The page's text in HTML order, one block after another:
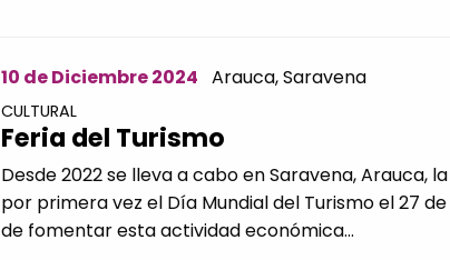
10 de Diciembre 2024 Arauca,Saravena
CULTURAL
Feria del Turismo
Desde 2022 se lleva a cabo en Saravena, Arauca,
por primera vez el Día Mundial del Turismo el 27
de fomentar esta actividad económica...